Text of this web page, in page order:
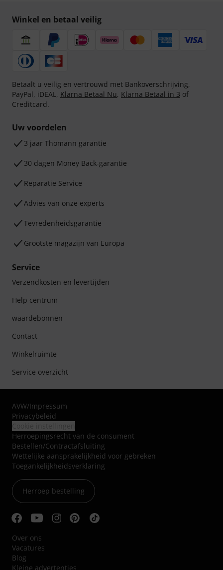
Winkel en betaal veilig
Betaalt u veilig en vertrouwd met Bankoverschrijving,
PayPal, iDEAL, Klarna Betaal Nu, Klarna Betaal in 3 of
Creditcard.
Uw voordelen
3 jaar Thomann garantie
30 dagen Money Back-garantie
Reparatie Service
Advies van onze experts
Tevredenheidsgarantie
Grootste magazijn van Europa
Service
Verzendkosten en levertijden
Help centrum
waardebonnen
Contact
Winkelruimte
Service overzicht
AVW/Impressum
Privacybeleid
Herroepingsrecht van de consument
Bestellen/Contractafsluiting
Wettelijke aansprakelijkheid voor gebreken
Toegankelijkheidsverklaring
Herroep bestelling
Over ons
Vacatures
Blog
Kleine advertenties